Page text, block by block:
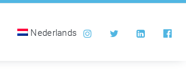
Nederlands